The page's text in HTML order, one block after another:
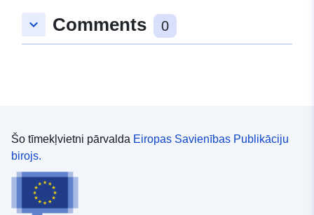
49.0822868 ], [ 8.784125,
49.0822868 ], [ 8.784125,
uriRef:
keyboard_arrow_down Comments 0
Šo tīmekļvietni pārvalda Eiropas Savienības Publikāciju
birojs.